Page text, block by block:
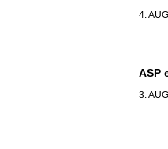
4.
ASP
3.